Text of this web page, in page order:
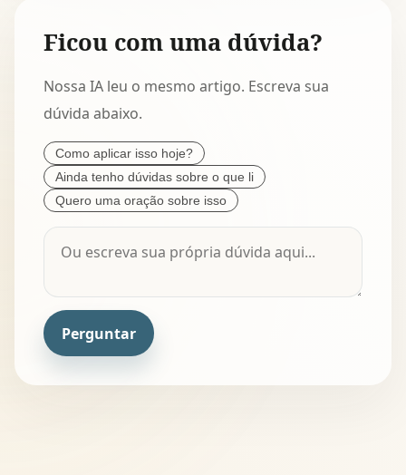
Ficou com uma dúvida?
Nossa IA leu o mesmo artigo. Escreva sua
dúvida abaixo.
Como aplicar isso hoje?
Ainda tenho dúvidas sobre o que li
Quero uma oração sobre isso
Perguntar